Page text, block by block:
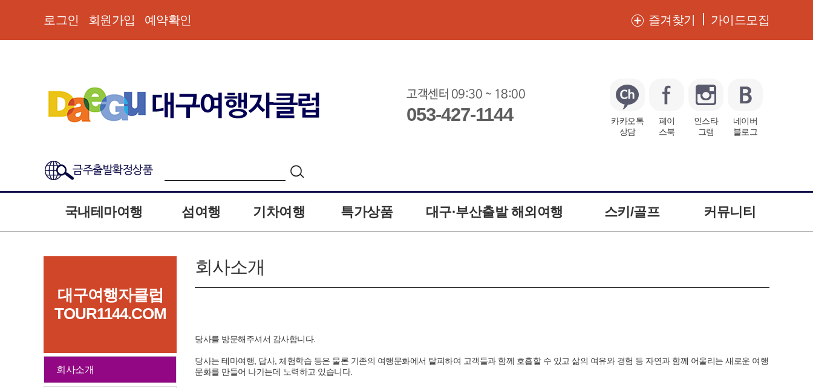
로그인 회원가입 예약확인 즐겨찾기 가이드모집
고객센터 09:30 ~ 18:00
053-427-1144
카카오톡
상담
페이
스북
인스타
그램
네이버
블로그
금주출발확정상품
국내테마여행 섬여행 기차여행 특가상품 대구·부산출발 해외여행 스키/골프 커뮤니티
대구여행자클럽
TOUR1144.COM
회사소개
회사소개
당사를 방문해주셔서 감사합니다.
당사는 테마여행, 답사, 체험학습 등은 물론 기존의 여행문화에서 탈피하여 고객들과 함께 호흡할 수 있고 삶의 여유와 경험 등 자연과 함께 어울리는 새로운 여행
문화를 만들어 나가는데 노력하고 있습니다.